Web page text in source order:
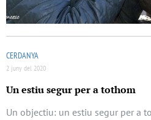
CERDANYA
2 juny del 2020
Un estiu segur per a tothom
Un objectiu: un estiu segur per a